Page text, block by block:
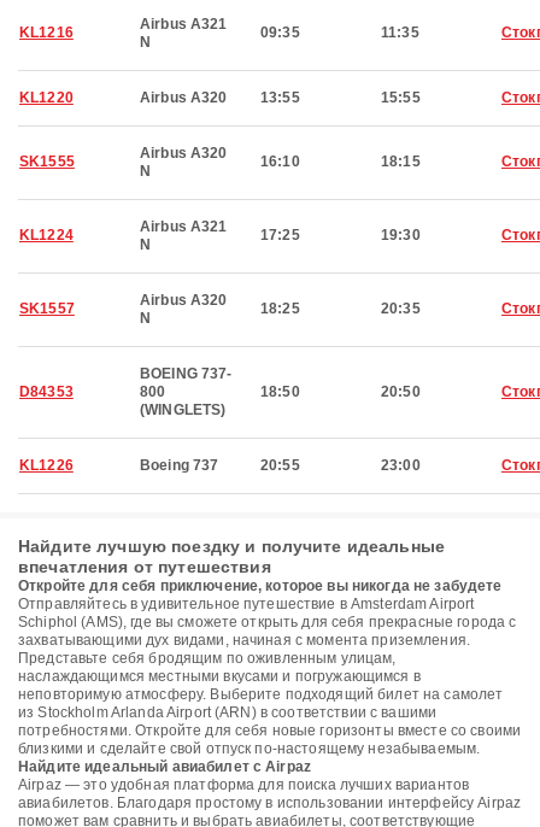
KL1216
Airbus A321
N
09:35 11:35
KL1220 Airbus A320 13:55 15:55
SK1555
Airbus A320
N
16:10 18:15
KL1224
Airbus A321
N
17:25 19:30
SK1557
Airbus A320
N
18:25 20:35
D84353
BOEING 737-
800
(WINGLETS)
18:50 20:50
KL1226 Boeing 737 20:55 23:00
Найдите лучшую поездку и получите идеальные
впечатления от путешествия
Откройте для себя приключение, которое вы никогда не забудете
Отправляйтесь в удивительное путешествие в Amsterdam Airport
Schiphol (AMS), где вы сможете открыть для себя прекрасные города с
захватывающими дух видами, начиная с момента приземления.
Представьте себя бродящим по оживленным улицам,
наслаждающимся местными вкусами и погружающимся в
неповторимую атмосферу. Выберите подходящий билет на самолет
из Stockholm Arlanda Airport (ARN) в соответствии с вашими
потребностями. Откройте для себя новые горизонты вместе со своими
близкими и сделайте свой отпуск по-настоящему незабываемым.
Найдите идеальный авиабилет с Airpaz
Airpaz — это удобная платформа для поиска лучших вариантов
авиабилетов. Благодаря простому в использовании интерфейсу Airpaz
поможет вам сравнить и выбрать авиабилеты, соответствующие